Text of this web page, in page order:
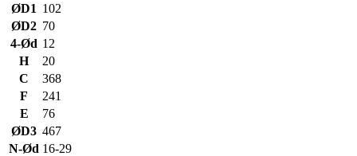
ØD1 102
ØD2 70
4-Ød 12
H
20
C
368
F
241
E
76
ØD3 467
N-Ød 16-29